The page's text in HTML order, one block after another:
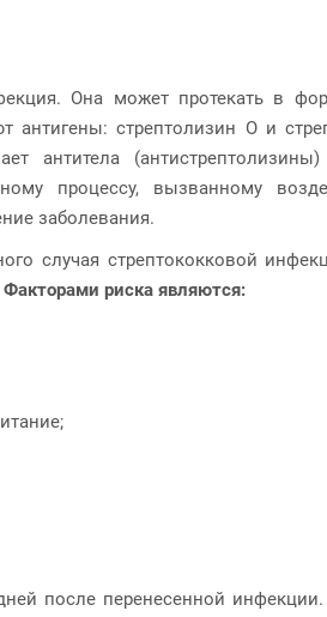
Она может протекать в
антигены: стрептолизин О и
антитела
процессу, вызванному
заболевания.
случая стрептококковой
Факторами риска являются:
после перенесенной